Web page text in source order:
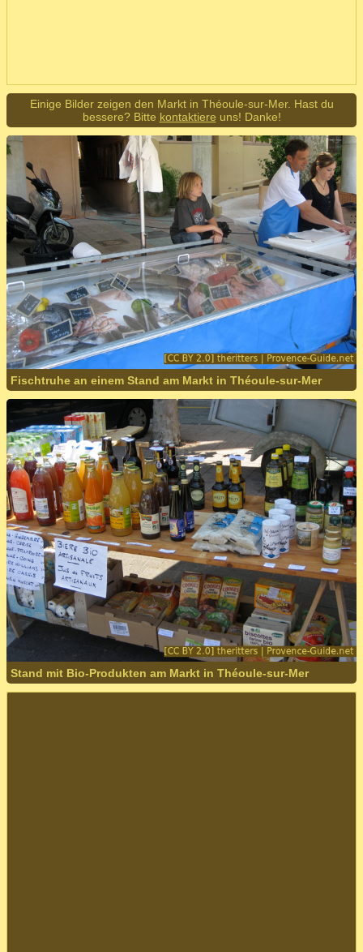
Einige Bilder zeigen den Markt in Théoule-sur-Mer. Hast du
bessere? Bitte kontaktiere uns! Danke!
Fischtruhe an einem Stand am Markt in Théoule-sur-Mer
Stand mit Bio-Produkten am Markt in Théoule-sur-Mer